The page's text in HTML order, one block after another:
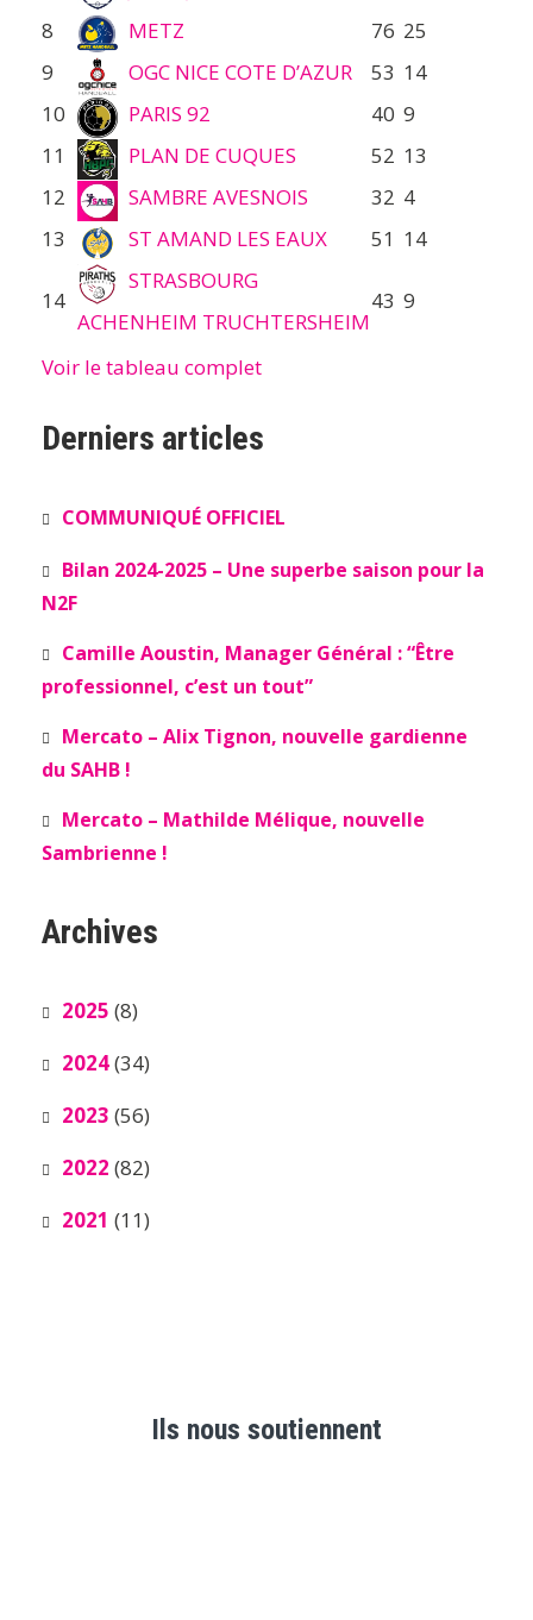
8
METZ 76 25
9
OGC NICE COTE D’AZUR 53 14
10
PARIS 92 40 9
11
PLAN DE CUQUES 52 13
12
SAMBRE AVESNOIS 32 4
13
ST AMAND LES EAUX 51 14
14
STRASBOURG
ACHENHEIM TRUCHTERSHEIM
43 9
Voir le tableau complet
Derniers articles
COMMUNIQUÉ OFFICIEL
Bilan 2024-2025 – Une superbe saison pour la
N2F
Camille Aoustin, Manager Général : “Être
professionnel, c’est un tout”
Mercato – Alix Tignon, nouvelle gardienne
du SAHB !
Mercato – Mathilde Mélique, nouvelle
Sambrienne !
Archives
2025 (8)
2024(34)
2023 (56)
2022 (82)
2021 (11)
Ils nous soutiennent